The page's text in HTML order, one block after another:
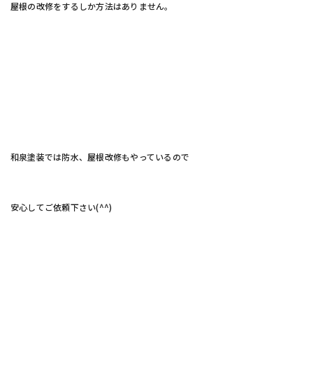
屋根の改修をするしか方法はありません。
和泉塗装では防水、屋根改修もやっているので
安心してご依頼下さい(^^)